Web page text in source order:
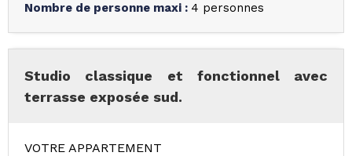
Nombre de personne maxi : 4 personnes
Studio classique et fonctionnel avec
terrasse exposée sud.
VOTRE APPARTEMENT